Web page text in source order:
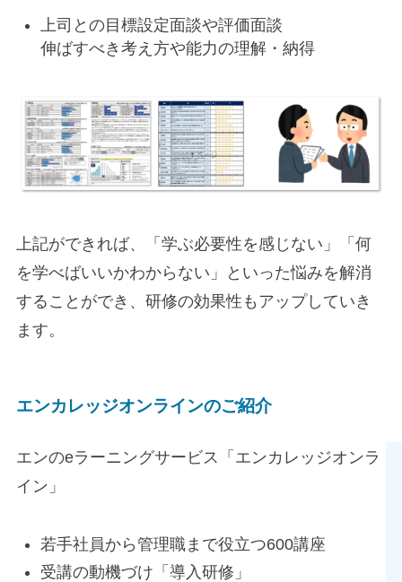
上司との目標設定面談や評価面談
伸ばすべき考え方や能力の理解・納得
上記ができれば、「学ぶ必要性を感じない」「何
を学べばいいかわからない」といった悩みを解消
することができ、研修の効果性もアップしていき
ます。
エンカレッジオンラインのご紹介
エンのeラーニングサービス「エンカレッジオンラ
イン」
若手社員から管理職まで役立つ600講座
受講の動機づけ「導入研修」